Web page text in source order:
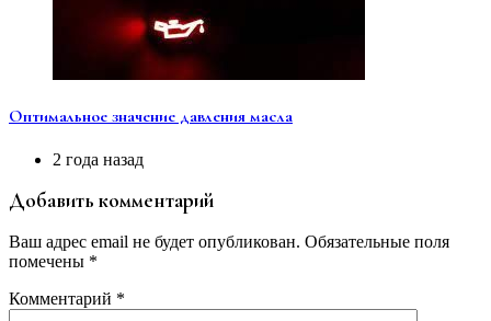
Оптимальное значение давления масла
2 года назад
Добавить комментарий
Ваш адрес email не будет опубликован. Обязательные поля
помечены *
Комментарий *